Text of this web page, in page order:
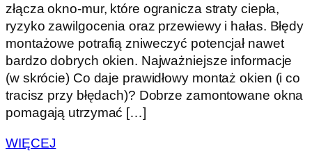
złącza okno-mur, które ogranicza straty ciepła,
ryzyko zawilgocenia oraz przewiewy i hałas. Błędy
montażowe potrafią zniweczyć potencjał nawet
bardzo dobrych okien. Najważniejsze informacje
(w skrócie) Co daje prawidłowy montaż okien (i co
tracisz przy błędach)? Dobrze zamontowane okna
pomagają utrzymać […]
WIĘCEJ